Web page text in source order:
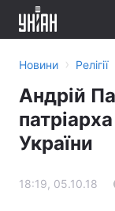
Новини › Релігії
Андрій
України
18:19, 05.10.18